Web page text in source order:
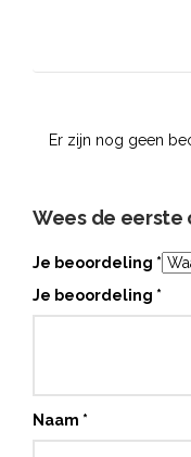
Er zijn nog geen
Wees de eerste
Je beoordeling *
Je beoordeling *
Naam *